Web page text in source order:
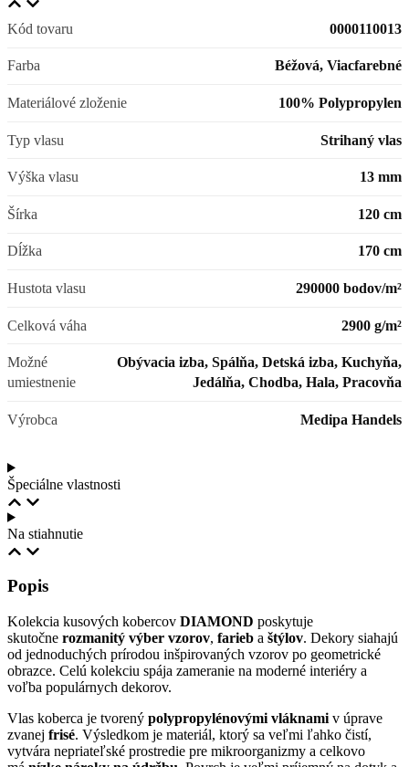
Kód tovaru 0000110013
Farba Béžová, Viacfarebné
Materiálové zloženie 100% Polypropylen
Typ vlasu Strihaný vlas
Výška vlasu 13 mm
Šírka 120 cm
Dĺžka 170 cm
Hustota vlasu 290000 bodov/m²
Celková váha 2900 g/m²
Možné
umiestnenie
Obývacia izba, Spálňa, Detská izba, Kuchyňa,
Jedálňa, Chodba, Hala, Pracovňa
Výrobca Medipa Handels
Špeciálne vlastnosti
Na stiahnutie
Popis
Kolekcia kusových kobercov DIAMOND poskytuje
skutočne rozmanitý výber vzorov, farieb a štýlov. Dekory siahajú
od jednoduchých prírodou inšpirovaných vzorov po geometrické
obrazce. Celú kolekciu spája zameranie na moderné interiéry a
voľba populárnych dekorov.
Vlas koberca je tvorený polypropylénovými vláknami v úprave
zvanej frisé. Výsledkom je materiál, ktorý sa veľmi ľahko čistí,
vytvára nepriateľské prostredie pre mikroorganizmy a celkovo